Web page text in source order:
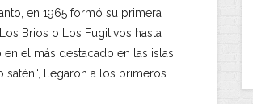
en 1965 formó su primera
Brios o Los Fugitivos hasta
el más destacado en las islas
satén“, llegaron a los primeros